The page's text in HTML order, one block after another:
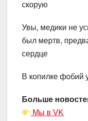
скорую
Увы, медики не
был мертв,
сердце
В копилке фобий
Больше
Мы в VK